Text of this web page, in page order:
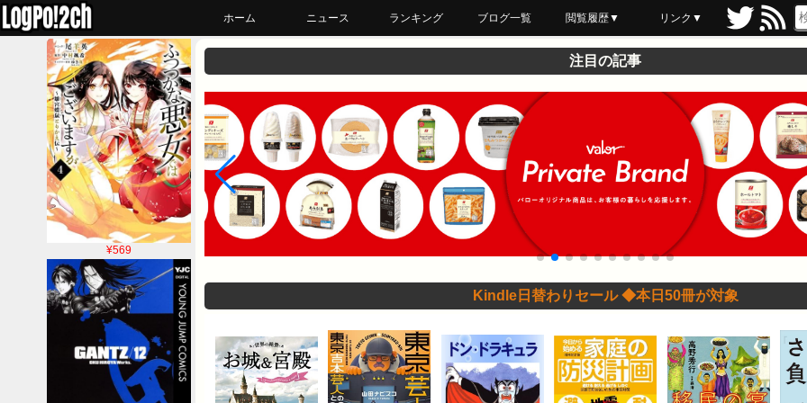
ホーム ニュース ランキング ブログ一覧 閲覧履歴▼
最近読んだ
あとで読む
ブックマーク
リンク▼
¥569
注目の記事
Kindle日替わりセール ◆本日50冊が対象